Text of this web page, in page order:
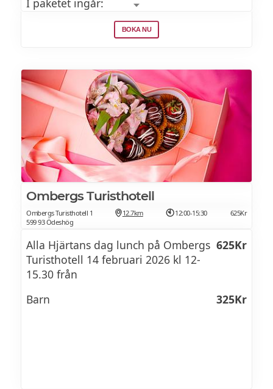
Övernattning i dubbelrum
Lyxig frukost
BOKA NU
Ombergs Turisthotell
Ombergs Turisthotell 1
599 93 Ödeshög
12.7km 12:00-15:30 625Kr
Alla Hjärtans dag lunch på Ombergs
Turisthotell 14 februari 2026 kl 12-
15.30 från
625Kr
Barn 325Kr